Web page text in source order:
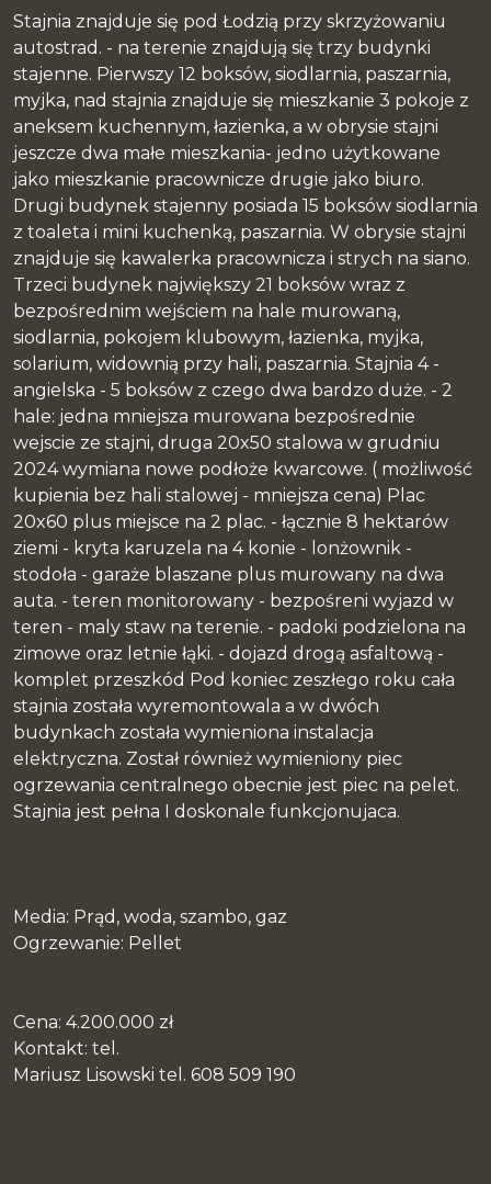
Stajnia znajduje się pod Łodzią przy skrzyżowaniu
autostrad. - na terenie znajdują się trzy budynki
stajenne. Pierwszy 12 boksów, siodlarnia, paszarnia,
myjka, nad stajnia znajduje się mieszkanie 3 pokoje z
aneksem kuchennym, łazienka, a w obrysie stajni
jeszcze dwa małe mieszkania- jedno użytkowane
jako mieszkanie pracownicze drugie jako biuro.
Drugi budynek stajenny posiada 15 boksów siodlarnia
z toaleta i mini kuchenką, paszarnia. W obrysie stajni
znajduje się kawalerka pracownicza i strych na siano.
Trzeci budynek największy 21 boksów wraz z
bezpośrednim wejściem na hale murowaną,
siodlarnia, pokojem klubowym, łazienka, myjka,
solarium, widownią przy hali, paszarnia. Stajnia 4 -
angielska - 5 boksów z czego dwa bardzo duże. - 2
hale: jedna mniejsza murowana bezpośrednie
wejscie ze stajni, druga 20x50 stalowa w grudniu
2024 wymiana nowe podłoże kwarcowe. ( możliwość
kupienia bez hali stalowej - mniejsza cena) Plac
20x60 plus miejsce na 2 plac. - łącznie 8 hektarów
ziemi - kryta karuzela na 4 konie - lonżownik -
stodoła - garaże blaszane plus murowany na dwa
auta. - teren monitorowany - bezpośreni wyjazd w
teren - maly staw na terenie. - padoki podzielona na
zimowe oraz letnie łąki. - dojazd drogą asfaltową -
komplet przeszkód Pod koniec zeszłego roku cała
stajnia została wyremontowala a w dwóch
budynkach została wymieniona instalacja
elektryczna. Został również wymieniony piec
ogrzewania centralnego obecnie jest piec na pelet.
Stajnia jest pełna I doskonale funkcjonujaca.
Media: Prąd, woda, szambo, gaz
Ogrzewanie: Pellet
Cena: 4.200.000 zł
Kontakt: tel.
Mariusz Lisowski tel. 608 509 190